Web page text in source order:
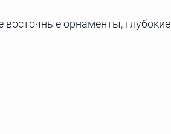
восточные орнаменты, глубокие